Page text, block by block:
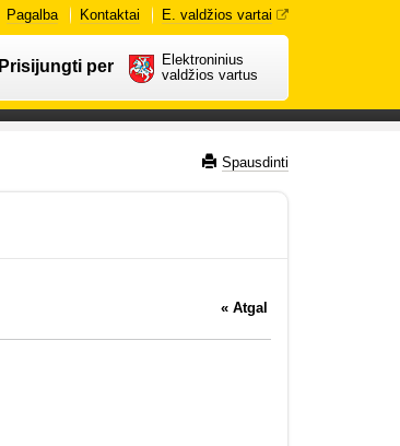
Pagalba Kontaktai E. valdžios vartai
Prisijungti per
Elektroninius
valdžios vartus
Spausdinti
« Atgal